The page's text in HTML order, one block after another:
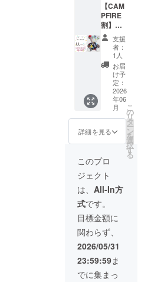
【CAM
PFIRE
割】
10％OF
F ムー
トンぬ
いぐる
み く
ま
ミック
スカ
ラー LL
サイズ
★お手
入れブ
提供♪
支援
者：
1人
お届
け予
定：
2026
年06
月
詳細を見る
こ
の
リ
タ
ー
ン
を
選
択
す
る
このプロ
ジェクト
は、 All-In方
式です。
目標金額に
関わらず、
2026/05/31
23:59:59ま
でに集まっ